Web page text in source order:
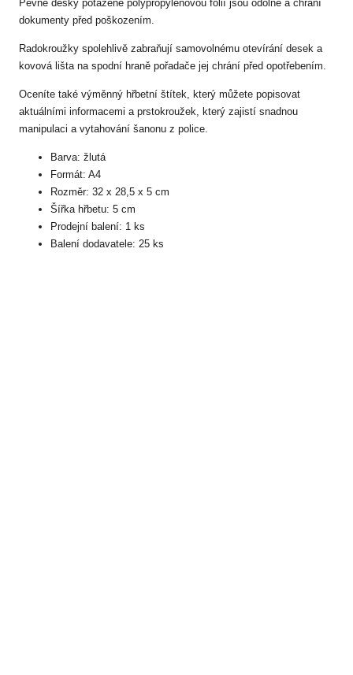
Pevné desky potažené polypropylenovou fólií jsou odolné a chrání
dokumenty před poškozením.
Radokroužky spolehlivě zabraňují samovolnému otevírání desek a
kovová lišta na spodní hraně pořadače jej chrání před opotřebením.
Oceníte také výměnný hřbetní štítek, který můžete popisovat
aktuálními informacemi a prstokroužek, který zajistí snadnou
manipulaci a vytahování šanonu z police.
Barva: žlutá
Formát: A4
Rozměr: 32 x 28,5 x 5 cm
Šířka hřbetu: 5 cm
Prodejní balení: 1 ks
Balení dodavatele: 25 ks